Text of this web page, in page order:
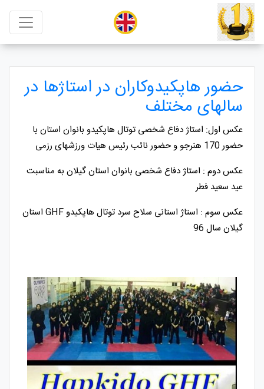
حضور هاپکیدوکاران در استاژها در
سالهای مختلف
عکس اول: استاژ دفاع شخصی توتال هاپکیدو بانوان استان با
حضور 170 هنرجو و حضور نائب رئیس هیات ورزشهای رزمی
عکس دوم : استاژ دفاع شخصی بانوان استان گیلان به مناسبت
عید سعید فطر
عکس سوم : استاژ استانی سلاح سرد توتال هاپکیدو GHF استان
گیلان سال 96